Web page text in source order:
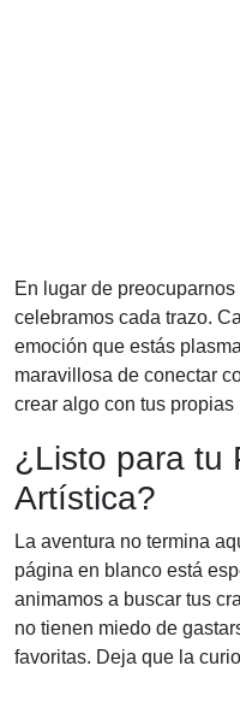
En lugar de
celebramos cada trazo.
emoción que estás
maravillosa de conectar
crear algo con tus propias
¿Listo para tu
Artística?
La aventura no termina
página en blanco está
animamos a buscar tus
no tienen miedo de
favoritas. Deja que la